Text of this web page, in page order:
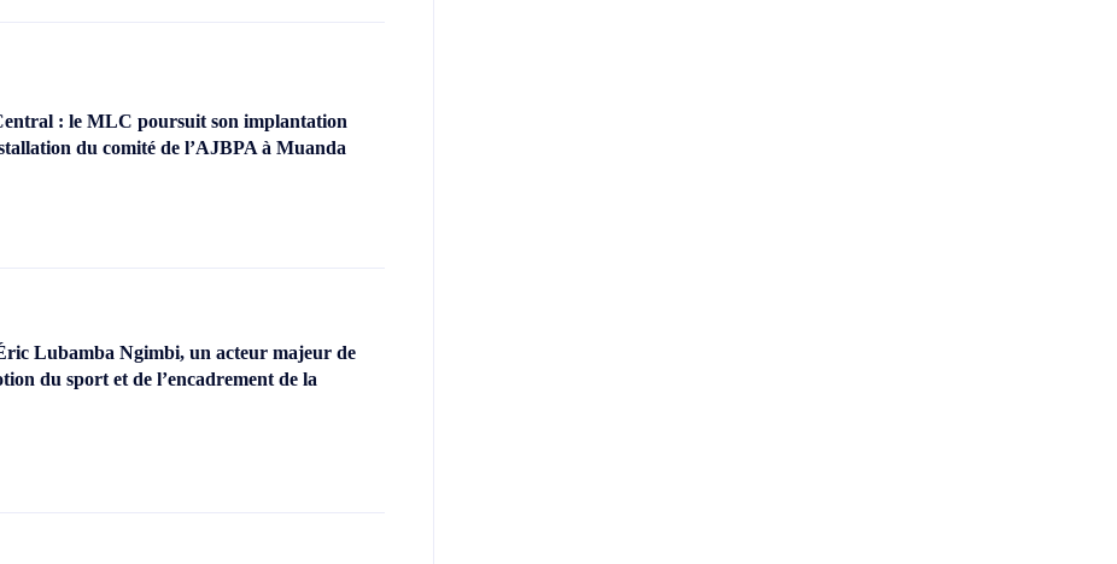
: le MLC poursuit son implantation
du comité de l’AJBPA à Muanda
Lubamba Ngimbi, un acteur majeur de
du sport et de l’encadrement de la